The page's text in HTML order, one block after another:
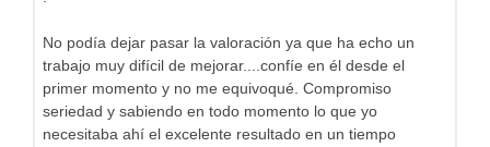
No podía dejar pasar la valoración ya que ha echo un
trabajo muy difícil de mejorar....confíe en él desde el
primer momento y no me equivoqué. Compromiso
seriedad y sabiendo en todo momento lo que yo
necesitaba ahí el excelente resultado en un tiempo